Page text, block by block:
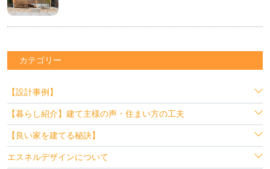
カテゴリー
【設計事例】
【暮らし紹介】建て主様の声・住まい方の工夫
【良い家を建てる秘訣】
エスネルデザインについて